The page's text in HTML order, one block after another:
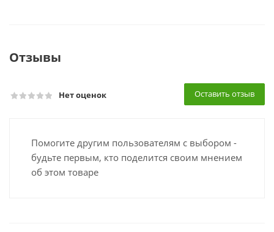
Отзывы
Нет оценок Оставить отзыв
Помогите другим пользователям с выбором -
будьте первым, кто поделится своим мнением
об этом товаре